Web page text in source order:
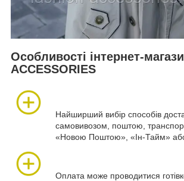
Особливості інтернет-
ACCESSORIES
Найширший вибір способів
самовивозом, поштою,
«Новою Поштою», «Ін-Тайм» або
Оплата може проводитися